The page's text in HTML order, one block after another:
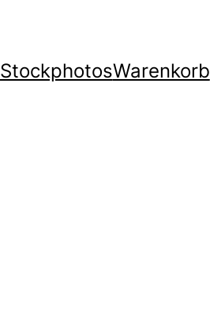
StockphotosWarenkorb